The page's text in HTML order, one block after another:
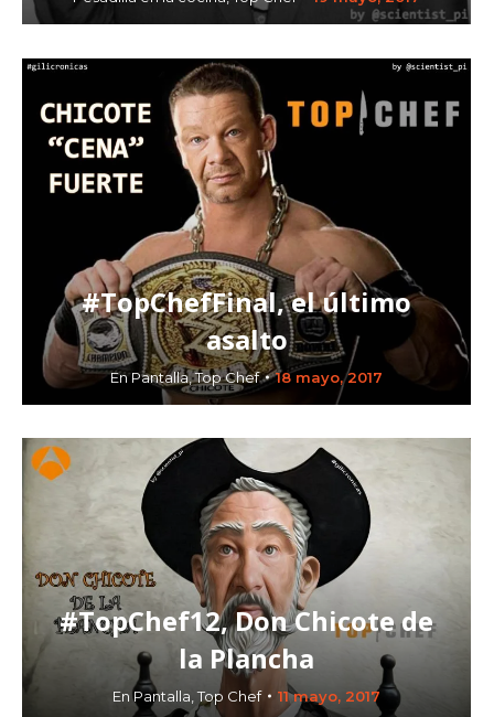
#TopChefFinal, el último
asalto
En Pantalla,Top Chef 18 mayo, 2017
#TopChef12, Don Chicote de
la Plancha
En Pantalla ,Top Chef 11 mayo, 2017